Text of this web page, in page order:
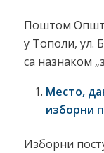
Поштом
у Тополи, ул.
са назнаком
Место,
изборни
Изборни